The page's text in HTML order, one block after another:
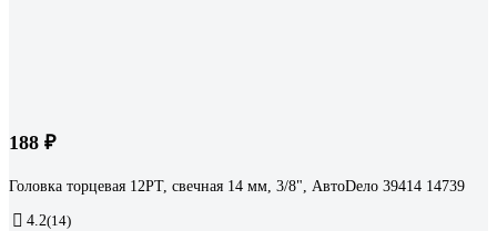
188 ₽
Головка торцевая 12PT, свечная 14 мм, 3/8", АвтоDело 39414 14739
4.2(14)